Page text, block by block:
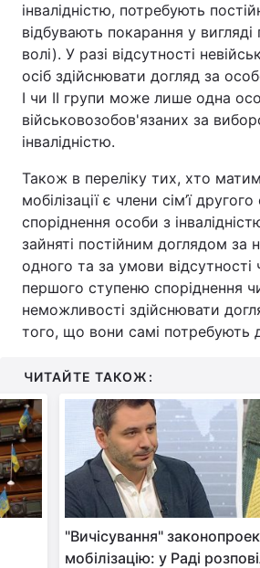
інвалідністю, потребують
відбувають покарання у вигляді
волі). У разі відсутності
осіб здійснювати догляд за
І чи ІІ групи може лише одна
військовозобов'язаних за
інвалідністю.
Також в переліку тих, хто
мобілізації є члени сім’ї
споріднення особи з
зайняті постійним доглядом за
одного та за умови відсутності
першого ступеню споріднення
неможливості здійснювати
того, що вони самі потребують
ЧИТАЙТЕ ТАКОЖ:
"Вичісування"
мобілізацію: у Раді